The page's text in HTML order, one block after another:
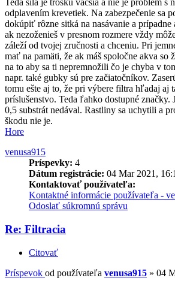
Teda sila je trošku väčšia a nie je problém s
odplavením krevetiek. Na zabezpečenie sa
dokúpiť rôzne sitká na nasávanie a
ak nezoženieš v presnom rozmere vždy
záleží od tvojej zručnosti a chceniu. Pri
mať na pamäti, že ak máš spoločne akva so
na to aby sa ti nepremnožili čo je chyba v
napr. také gubky sú pre začiatočníkov.
tomu ešte aj to, že pri výbere filtra hľadaj aj
príslušenstvo. Teda ľahko dostupné značky.
0,5 substrát nedával. Rastliny sa uchytili a
škodu nie je.
Hore
venusa915
Príspevky: 4
Dátum registrácie: 04 Mar 2021,
Kontaktovať používateľa:
Kontaktné informácie používateľa -
Odoslať súkromnú správu
Re: Filtracia
Citovať
Príspevok od používateľa venusa915 » 04